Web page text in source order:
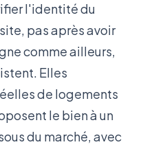
l'identité du
pas après avoir
comme ailleurs,
Elles
de logements
le bien à un
du marché, avec